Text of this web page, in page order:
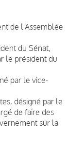
de l'Assemblée
du Sénat,
le président du
par le vice-
désigné par le
de faire des
sur la